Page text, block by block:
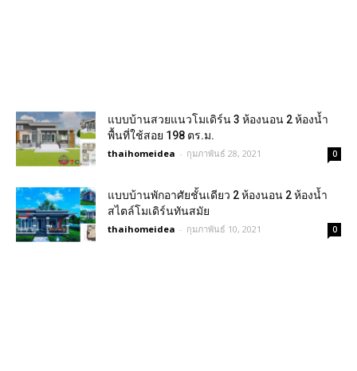
แบบบ้านสวยแนวโมเดิร์น 3 ห้องนอน 2 ห้องน้ำ
พื้นที่ใช้สอย 198 ตร.ม.
thaihomeidea - กุมภาพันธ์ 28, 2021 0
แบบบ้านพักอาศัยชั้นเดียว 2 ห้องนอน 2 ห้องน้ำ
สไตล์โมเดิร์นทันสมัย
thaihomeidea - กุมภาพันธ์ 10, 2021 0